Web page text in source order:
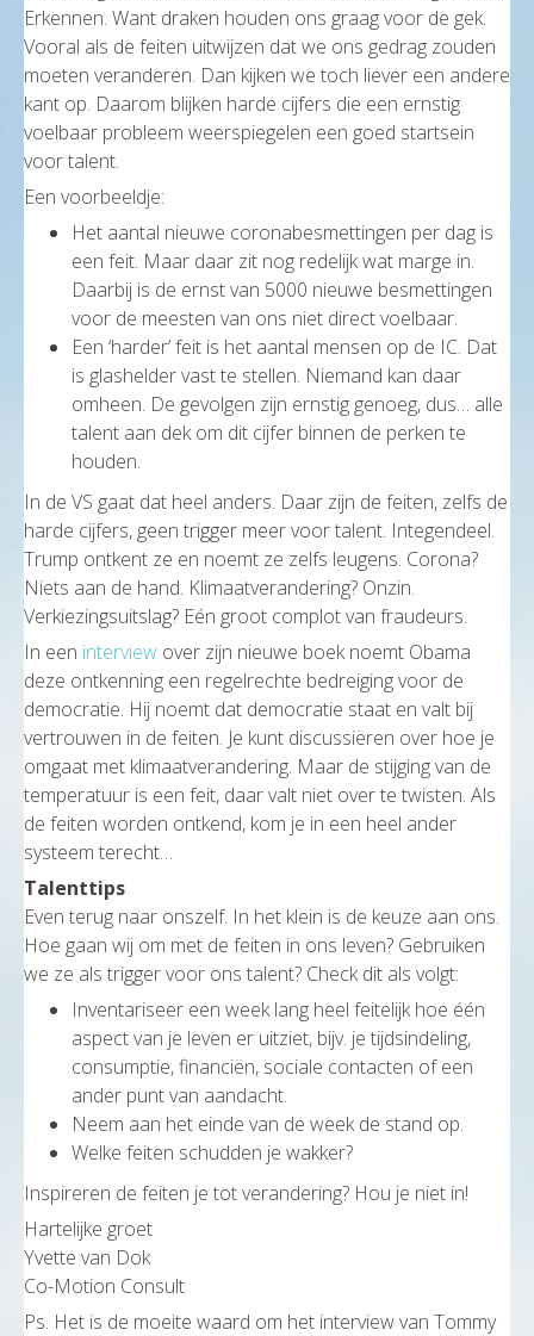
Erkennen. Want draken houden ons graag voor de gek.
Vooral als de feiten uitwijzen dat we ons gedrag zouden
moeten veranderen. Dan kijken we toch liever een andere
kant op. Daarom blijken harde cijfers die een ernstig
voelbaar probleem weerspiegelen een goed startsein
voor talent.
Een voorbeeldje:
Het aantal nieuwe coronabesmettingen per dag is
een feit. Maar daar zit nog redelijk wat marge in.
Daarbij is de ernst van 5000 nieuwe besmettingen
voor de meesten van ons niet direct voelbaar.
Een ‘harder’ feit is het aantal mensen op de IC. Dat
is glashelder vast te stellen. Niemand kan daar
omheen. De gevolgen zijn ernstig genoeg, dus… alle
talent aan dek om dit cijfer binnen de perken te
houden.
In de VS gaat dat heel anders. Daar zijn de feiten, zelfs de
harde cijfers, geen trigger meer voor talent. Integendeel.
Trump ontkent ze en noemt ze zelfs leugens. Corona?
Niets aan de hand. Klimaatverandering? Onzin.
Verkiezingsuitslag? Eén groot complot van fraudeurs.
In een interview over zijn nieuwe boek noemt Obama
deze ontkenning een regelrechte bedreiging voor de
democratie. Hij noemt dat democratie staat en valt bij
vertrouwen in de feiten. Je kunt discussiëren over hoe je
omgaat met klimaatverandering. Maar de stijging van de
temperatuur is een feit, daar valt niet over te twisten. Als
de feiten worden ontkend, kom je in een heel ander
systeem terecht…
Talenttips
Even terug naar onszelf. In het klein is de keuze aan ons.
Hoe gaan wij om met de feiten in ons leven? Gebruiken
we ze als trigger voor ons talent? Check dit als volgt:
Inventariseer een week lang heel feitelijk hoe één
aspect van je leven er uitziet, bijv. je tijdsindeling,
consumptie, financiën, sociale contacten of een
ander punt van aandacht.
Neem aan het einde van de week de stand op.
Welke feiten schudden je wakker?
Inspireren de feiten je tot verandering? Hou je niet in!
Hartelijke groet
Yvette van Dok
Co-Motion Consult
Ps. Het is de moeite waard om het interview van Tommy